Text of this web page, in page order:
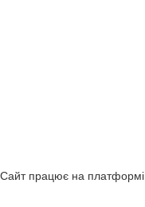
Сайт працює на платформі